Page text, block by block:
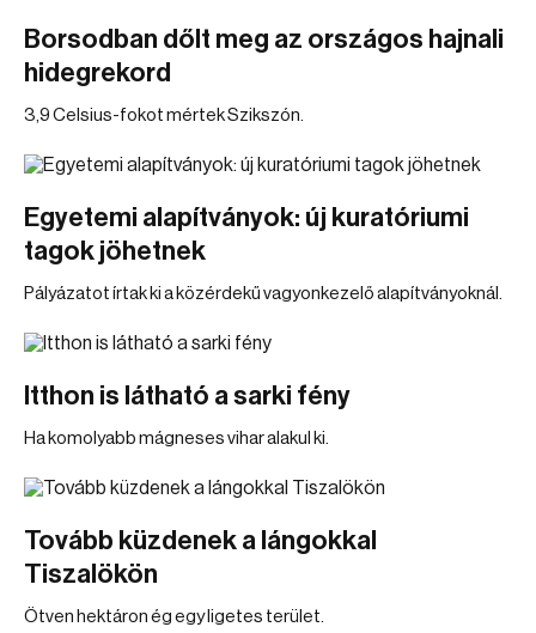
Borsodban dőlt meg az országos hajnali
hidegrekord
3,9 Celsius-fokot mértek Szikszón.
Egyetemi alapítványok: új kuratóriumi
tagok jöhetnek
Pályázatot írtak ki a közérdekű vagyonkezelő alapítványoknál.
Itthon is látható a sarki fény
Ha komolyabb mágneses vihar alakul ki.
Tovább küzdenek a lángokkal
Tiszalökön
Ötven hektáron ég egy ligetes terület.